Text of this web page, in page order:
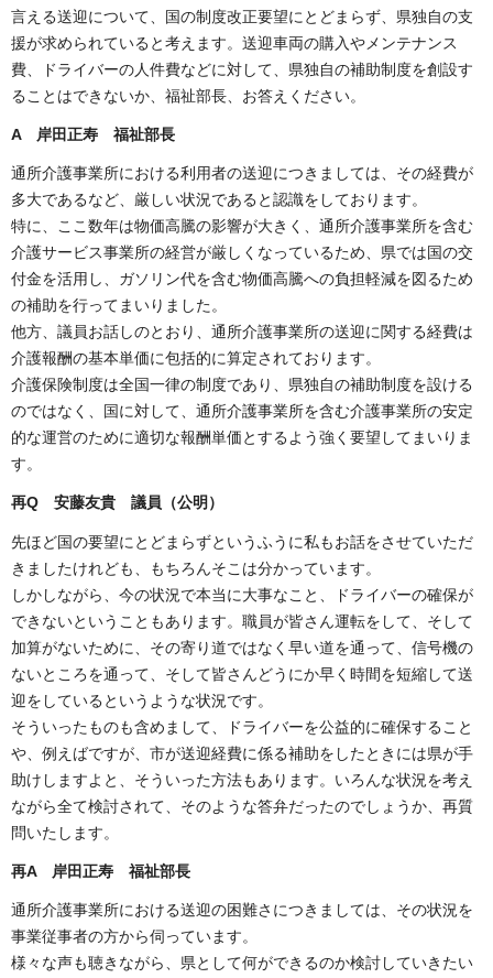
言える送迎について、国の制度改正要望にとどまらず、県独自の支
援が求められていると考えます。送迎車両の購入やメンテナンス
費、ドライバーの人件費などに対して、県独自の補助制度を創設す
ることはできないか、福祉部長、お答えください。
A 岸田正寿 福祉部長
通所介護事業所における利用者の送迎につきましては、その経費が
多大であるなど、厳しい状況であると認識をしております。
特に、ここ数年は物価高騰の影響が大きく、通所介護事業所を含む
介護サービス事業所の経営が厳しくなっているため、県では国の交
付金を活用し、ガソリン代を含む物価高騰への負担軽減を図るため
の補助を行ってまいりました。
他方、議員お話しのとおり、通所介護事業所の送迎に関する経費は
介護報酬の基本単価に包括的に算定されております。
介護保険制度は全国一律の制度であり、県独自の補助制度を設ける
のではなく、国に対して、通所介護事業所を含む介護事業所の安定
的な運営のために適切な報酬単価とするよう強く要望してまいりま
す。
再Q 安藤友貴 議員（公明）
先ほど国の要望にとどまらずというふうに私もお話をさせていただ
きましたけれども、もちろんそこは分かっています。
しかしながら、今の状況で本当に大事なこと、ドライバーの確保が
できないということもあります。職員が皆さん運転をして、そして
加算がないために、その寄り道ではなく早い道を通って、信号機の
ないところを通って、そして皆さんどうにか早く時間を短縮して送
迎をしているというような状況です。
そういったものも含めまして、ドライバーを公益的に確保すること
や、例えばですが、市が送迎経費に係る補助をしたときには県が手
助けしますよと、そういった方法もあります。いろんな状況を考え
ながら全て検討されて、そのような答弁だったのでしょうか、再質
問いたします。
再A 岸田正寿 福祉部長
通所介護事業所における送迎の困難さにつきましては、その状況を
事業従事者の方から伺っています。
様々な声も聴きながら、県として何ができるのか検討していきたい